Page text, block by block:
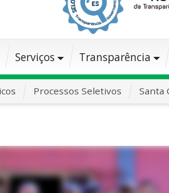
Serviços Transparência
Processos Seletivos Santa